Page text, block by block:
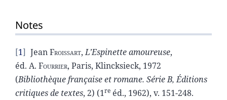
Notes
1 JeanFroissart,L’Espinette amoureuse,
éd. A. Fourrier, Paris, Klincksieck, 1972
(Bibliothèque française et romane. Série B, Éditions
critiques de textes, 2) (1re éd., 1962), v. 151-248.